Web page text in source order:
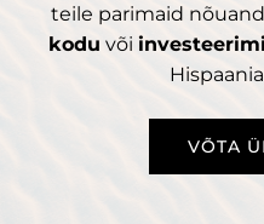
teile parimaid
kodu või
VÕTA